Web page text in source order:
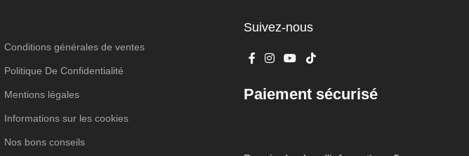
Conditions générales de ventes
Politique De Confidentialité
Mentions légales
Informations sur les cookies
Nos bons conseils
Suivez-nous
Paiement sécurisé